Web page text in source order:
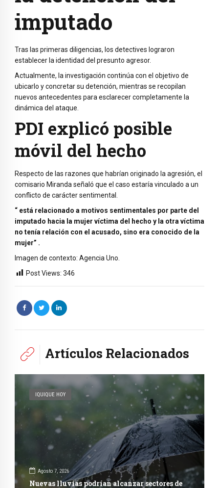
imputado
Tras las primeras diligencias, los detectives lograron
establecer la identidad del presunto agresor.
Actualmente, la investigación continúa con el objetivo de
ubicarlo y concretar su detención, mientras se recopilan
nuevos antecedentes para esclarecer completamente la
dinámica del ataque.
PDI explicó posible
móvil del hecho
Respecto de las razones que habrían originado la agresión, el
comisario Miranda señaló que el caso estaría vinculado a un
conflicto de carácter sentimental.
“ está relacionado a motivos sentimentales por parte del
imputado hacia la mujer víctima del hecho y la otra víctima
no tenía relación con el acusado, sino era conocido de la
mujer” .
Imagen de contexto: Agencia Uno.
Post Views: 346
Artículos Relacionados
IQUIQUE HOY
Agosto 7, 2026
Nuevas lluvias podrían alcanzar sectores de